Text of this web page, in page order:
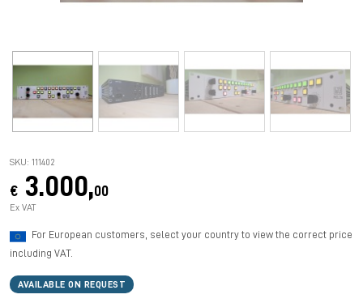
SKU: 111402
€ 3.000,00
Ex VAT
For European customers, select your country to view the correct price
including VAT.
AVAILABLE ON REQUEST